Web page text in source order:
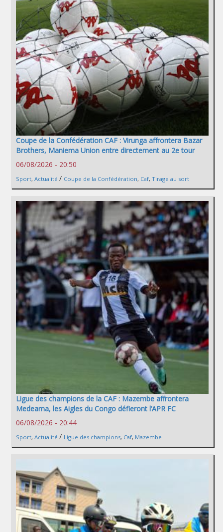
Coupe de la Confédération CAF : Virunga affrontera Bazar
Brothers, Maniema Union entre directement au 2e tour
06/08/2026 - 20:50
Sport, Actualité / Coupe de la Confédération, Caf, Tirage au sort
Ligue des champions de la CAF : Mazembe affrontera
Medeama, les Aigles du Congo défieront l’APR FC
06/08/2026 - 20:44
Sport, Actualité / Ligue des champions, Caf, Mazembe